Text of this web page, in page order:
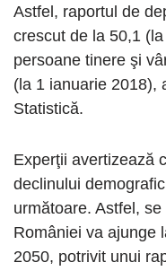
Astfel, raportul de
crescut de la 50,1
persoane tinere şi
(la 1 ianuarie 2018),
Statistică.
Experţii avertizează
declinului
următoare. Astfel,
României va ajunge
2050, potrivit unui